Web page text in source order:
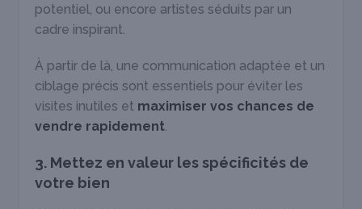
potentiel, ou encore artistes séduits par un
cadre inspirant.
À partir de là, une communication adaptée et un
ciblage précis sont essentiels pour éviter les
visites inutiles et maximiser vos chances de
vendre rapidement.
3. Mettez en valeur les spécificités de
votre bien